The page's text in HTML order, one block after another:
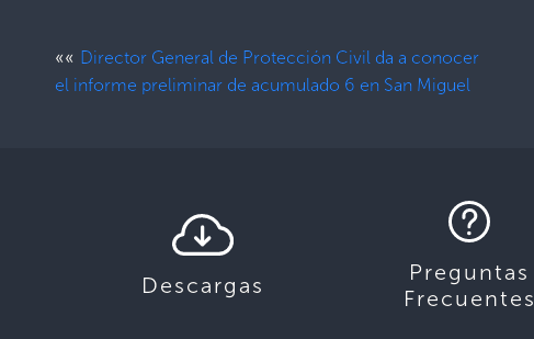
«« Director General de Protección Civil da a conocer
el informe preliminar de acumulado 6 en San Miguel
Descargas
Preguntas
Frecuentes